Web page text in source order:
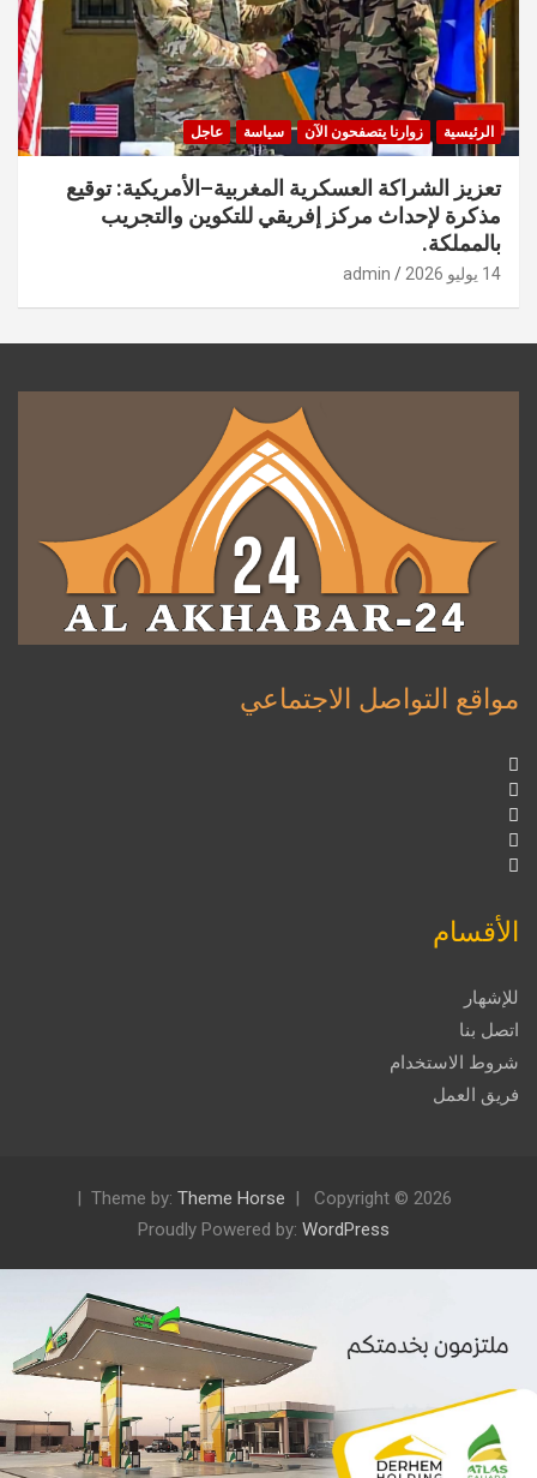
الرئيسية زوارنا يتصفحون الآن سياسة عاجل
تعزيز الشراكة العسكرية المغربية–الأمريكية: توقيع
مذكرة لإحداث مركز إفريقي للتكوين والتجريب
بالمملكة.
14 يوليو 2026 admin
مواقع التواصل الاجتماعي
الأقسام
للإشهار
اتصل بنا
شروط الاستخدام
فريق العمل
Copyright © 2026
Theme by: Theme Horse
Proudly Powered by: WordPress